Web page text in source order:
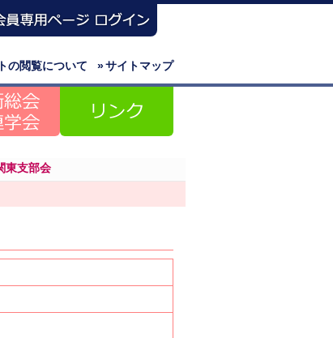
»サイトマップ
の閲覧について
東支部会